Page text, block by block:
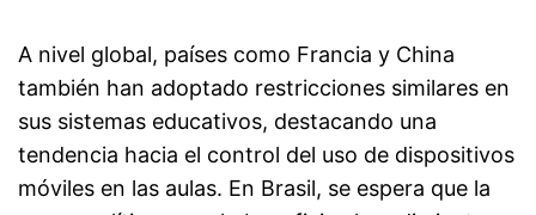
A nivel global, países como Francia y China
también han adoptado restricciones similares en
sus sistemas educativos, destacando una
tendencia hacia el control del uso de dispositivos
móviles en las aulas. En Brasil, se espera que la